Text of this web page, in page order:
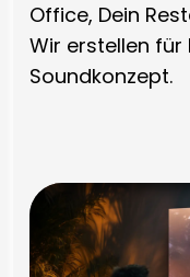
Office, Dein
Wir erstellen für
Soundkonzept.